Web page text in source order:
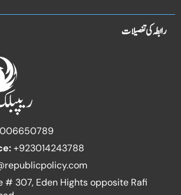
رابطہ کی تفصیلات
+923014243788
# 307, Eden Hights opposite Rafi